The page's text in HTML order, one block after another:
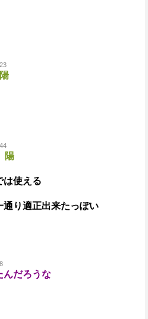
陽
は使える
り適正出来たっぽい
んだろうな